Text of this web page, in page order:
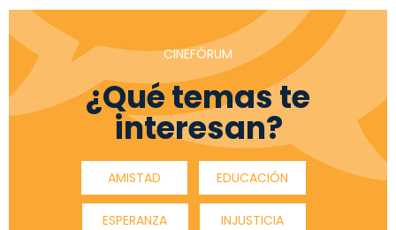
CINEFÓRUM
¿Qué temas te
interesan?
AMISTAD EDUCACIÓN
ESPERANZA INJUSTICIA